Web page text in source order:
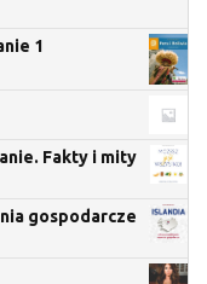
1
Fakty i mity
gospodarcze